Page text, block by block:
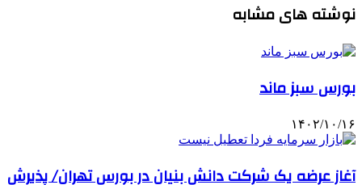
نوشته های مشابه
بورس سبز ماند
۱۴۰۲/۱۰/۱۶
آغاز عرضه یک شرکت دانش بنیان در بورس تهران/ پذیرش